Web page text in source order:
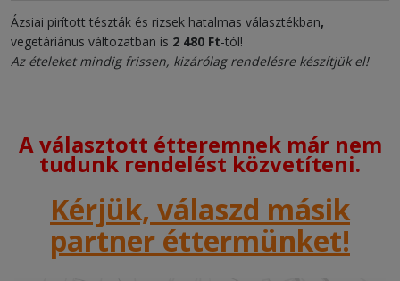
Ázsiai pirított tészták és rizsek hatalmas választékban,
vegetáriánus változatban is 2 480 Ft-tól!
Az ételeket mindig frissen, kizárólag rendelésre készítjük el!
A választott étteremnek már nem
tudunk rendelést közvetíteni.
Kérjük, válaszd másik
partner éttermünket!